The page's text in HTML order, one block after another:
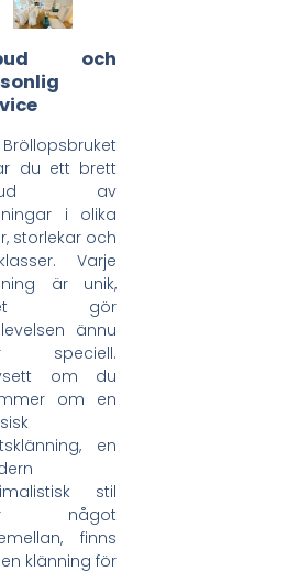
och
Bröllopsbruket
du ett brett
av
i olika
storlekar och
Varje
är unik,
gör
ännu
speciell.
om du
om en
en
stil
något
finns
klänning för